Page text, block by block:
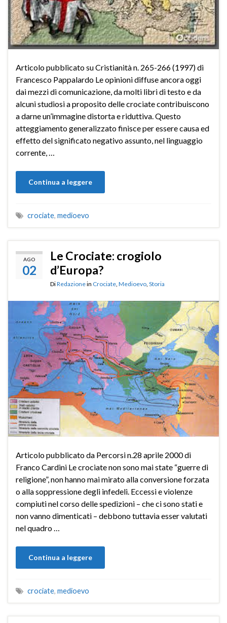
Articolo pubblicato su Cristianità n. 265-266 (1997) di
Francesco Pappalardo Le opinioni diffuse ancora oggi
dai mezzi di comunicazione, da molti libri di testo e da
alcuni studiosi a proposito delle crociate contribuiscono
a darne un’immagine distorta e riduttiva. Questo
atteggiamento generalizzato finisce per essere causa ed
effetto del significato negativo assunto, nel linguaggio
corrente, …
Continua a leggere
crociate, medioevo
AGO
02
Le Crociate: crogiolo
d’Europa?
DiRedazionein Crociate Medioevo Storia
Articolo pubblicato da Percorsi n.28 aprile 2000 di
Franco Cardini Le crociate non sono mai state “guerre di
religione”, non hanno mai mirato alla conversione forzata
o alla soppressione degli infedeli. Eccessi e violenze
compiuti nel corso delle spedizioni – che ci sono stati e
non vanno dimenticati – debbono tuttavia esser valutati
nel quadro …
Continua a leggere
crociate, medioevo